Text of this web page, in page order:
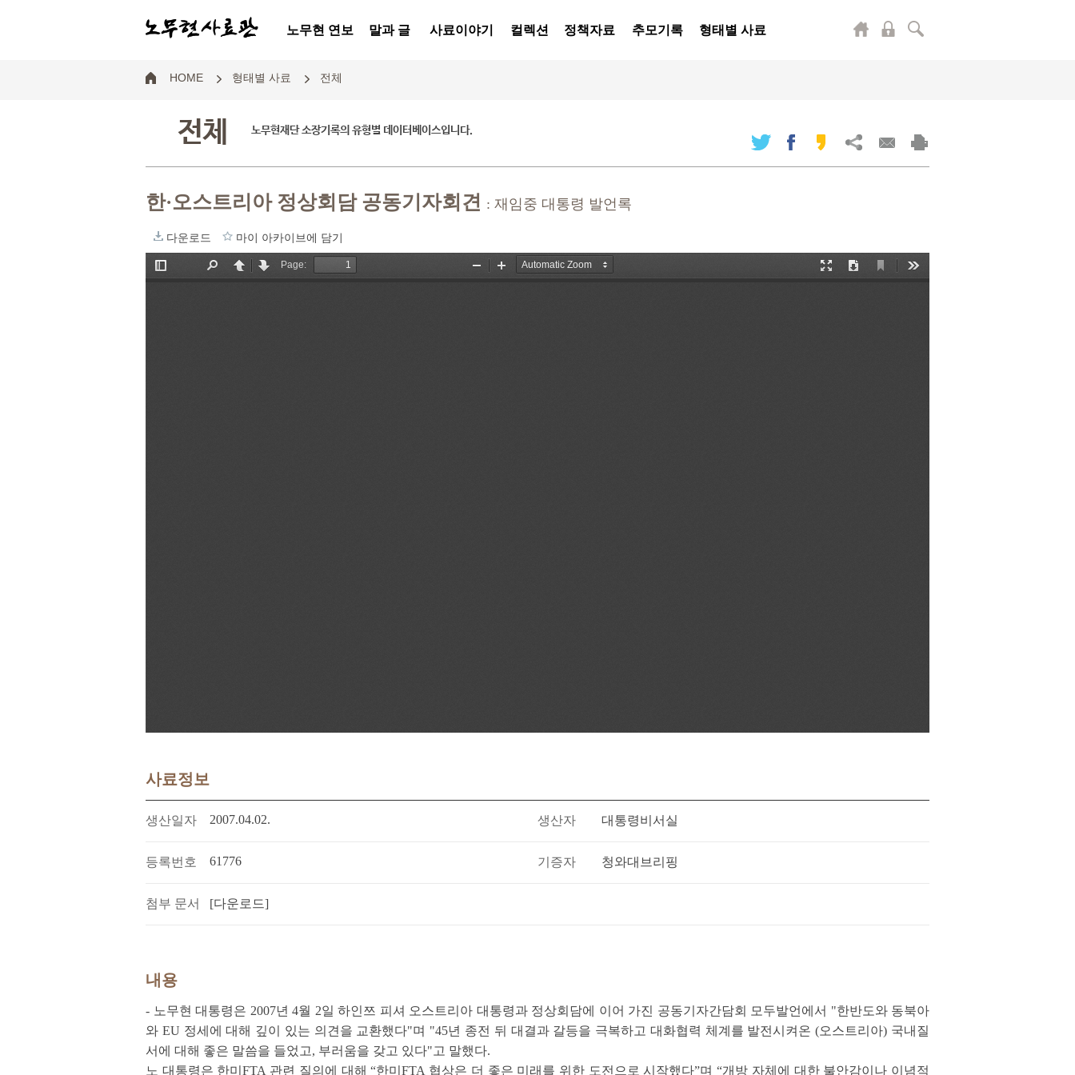
노무현 연보 말과 글 사료이야기 컬렉션 정책자료 추모기록 형태별 사료
HOME 형태별 사료 전체
전체 노무현재단 소장기록의 유형별 데이터베이스입니다.
한·오스트리아 정상회담 공동기자회견 : 재임중 대통령 발언록
다운로드 마이 아카이브에 담기
사료정보
생산일자 2007.04.02. 생산자 대통령비서실
등록번호 61776 기증자 청와대브리핑
첨부 문서 [다운로드]
내용
- 노무현 대통령은 2007년 4월 2일 하인쯔 피셔 오스트리아 대통령과 정상회담에 이어 가진 공동기자간담회 모두발언에서 "한반도와 동북아
와 EU 정세에 대해 깊이 있는 의견을 교환했다"며 "45년 종전 뒤 대결과 갈등을 극복하고 대화협력 체계를 발전시켜온 (오스트리아) 국내질
서에 대해 좋은 말씀을 들었고, 부러움을 갖고 있다"고 말했다.
노 대통령은 한미FTA 관련 질의에 대해 “한미FTA 협상은 더 좋은 미래를 위한 도전으로 시작했다”며 “개방 자체에 대한 불안감이나 이념적